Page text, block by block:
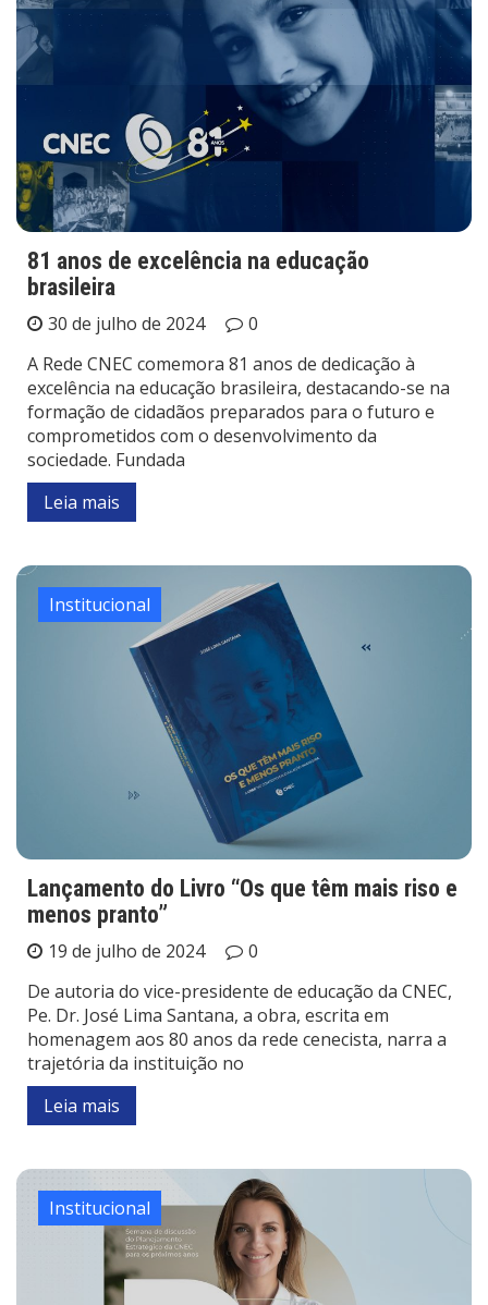
81 anos de excelência na educação
brasileira
30 de julho de 2024
0
A Rede CNEC comemora 81 anos de dedicação à
excelência na educação brasileira, destacando-se na
formação de cidadãos preparados para o futuro e
comprometidos com o desenvolvimento da
sociedade. Fundada
Leia mais
Institucional
Lançamento do Livro “Os que têm mais riso e
menos pranto”
19 de julho de 2024
0
De autoria do vice-presidente de educação da CNEC,
Pe. Dr. José Lima Santana, a obra, escrita em
homenagem aos 80 anos da rede cenecista, narra a
trajetória da instituição no
Leia mais
Institucional